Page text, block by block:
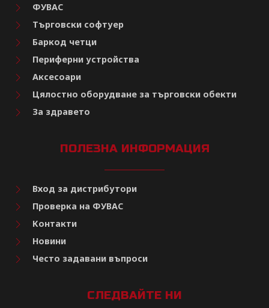
ФУВАС
Търговски софтуер
Баркод четци
Периферни устройства
Аксесоари
Цялостно оборудване за търговски обекти
За здравето
ПОЛЕЗНА ИНФОРМАЦИЯ
Вход за дистрибутори
Проверка на ФУВАС
Контакти
Новини
Често задавани въпроси
СЛЕДВАЙТЕ НИ